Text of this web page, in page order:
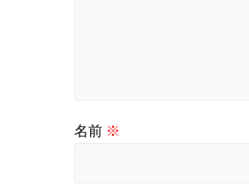
名前 ※